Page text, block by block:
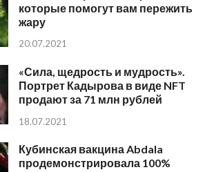
которые помогут вам пережить
жару
20.07.2021
«Сила, щедрость и мудрость».
Портрет Кадырова в виде NFT
продают за 71 млн рублей
18.07.2021
Кубинская вакцина Abdala
продемонстрировала 100%